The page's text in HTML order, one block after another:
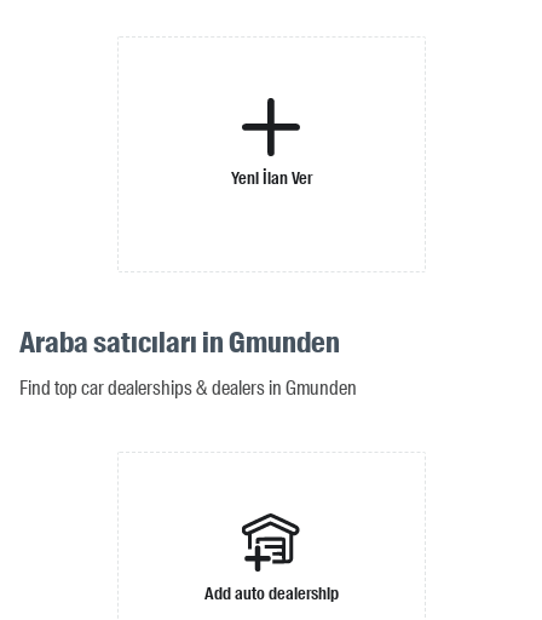
Yeni İlan Ver
Araba satıcıları in Gmunden
Find top car dealerships & dealers in Gmunden
Add auto dealership